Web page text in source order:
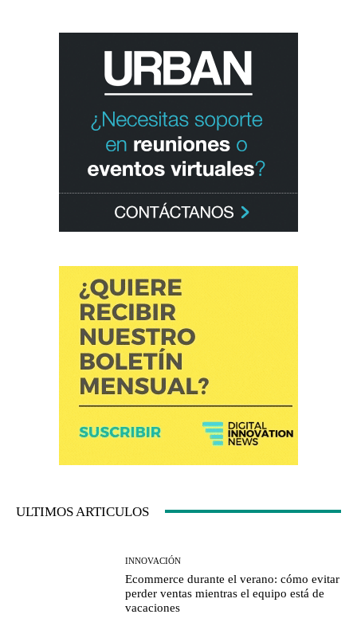
ULTIMOS ARTICULOS
INNOVACIÓN
Ecommerce durante el verano: cómo evitar
perder ventas mientras el equipo está de
vacaciones